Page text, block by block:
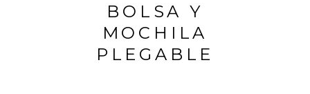
BOLSA Y
MOCHILA
PLEGABLE